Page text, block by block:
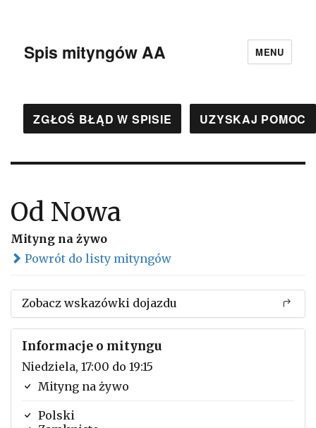
Spis mityngów AA MENU
ZGŁOŚ BŁĄD W SPISIE UZYSKAJ POMOC
Od Nowa
Mityng na żywo
Powrót do listy mityngów
Zobacz wskazówki dojazdu
Informacje o mityngu
Niedziela, 17:00 do 19:15
Mityng na żywo
Polski